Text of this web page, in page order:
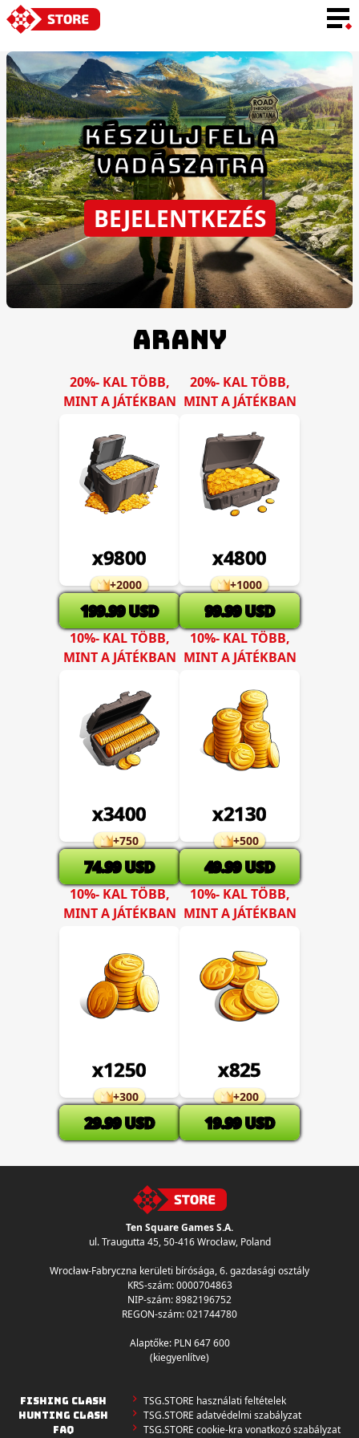
NYELV
KÉSZÜLJ FEL A
VADÁSZATRA
BEJELENTKEZÉS
ARANY
20%- KAL TÖBB,
MINT A JÁTÉKBAN
x9800
+2000
199.99 USD
20%- KAL TÖBB,
MINT A JÁTÉKBAN
x4800
+1000
99.99 USD
10%- KAL TÖBB,
MINT A JÁTÉKBAN
x3400
+750
74.99 USD
10%- KAL TÖBB,
MINT A JÁTÉKBAN
x2130
+500
49.99 USD
10%- KAL TÖBB,
MINT A JÁTÉKBAN
x1250
+300
29.99 USD
10%- KAL TÖBB,
MINT A JÁTÉKBAN
x825
+200
19.99 USD
Ten Square Games S.A.
ul. Traugutta 45,50-416 Wrocław, Poland
Wrocław-Fabryczna kerületi bírósága, 6. gazdasági osztály
KRS-szám: 0000704863
NIP-szám: 8982196752
REGON-szám: 021744780
Alaptőke: PLN 647 600
(kiegyenlítve)
FISHING CLASH
HUNTING CLASH
FAQ
TSG.STORE használati feltételek
TSG.STORE adatvédelmi szabályzat
TSG.STORE cookie-kra vonatkozó szabályzat